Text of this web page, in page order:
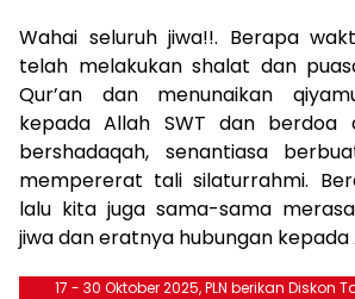
Wahai seluruh jiwa!!. Berapa
telah melakukan shalat dan
Qur’an dan menunaikan
kepada Allah SWT dan berdoa
bershadaqah, senantiasa
mempererat tali silaturrahmi.
lalu kita juga sama-sama
jiwa dan eratnya hubungan kepada
17 - 30 Oktober 2025, PLN berikan Diskon